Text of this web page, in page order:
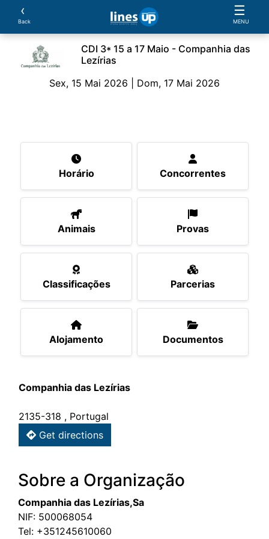
‹
Back
☰
MENU
CDI 3* 15 a 17 Maio - Companhia das
Lezírias
Sex, 15 Mai 2026 | Dom, 17 Mai 2026
Horário Concorrentes
Animais Provas
Classificações Parcerias
Alojamento Documentos
Companhia das Lezírias
2135-318 , Portugal
Get directions
Sobre a Organização
Companhia das Lezírias,Sa
NIF: 500068054
Tel: +351245610060